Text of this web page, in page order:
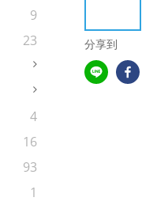
9
23
4
16
93
1
分享到